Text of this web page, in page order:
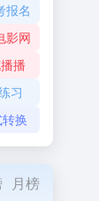
报名
影网
播
习
换
月榜